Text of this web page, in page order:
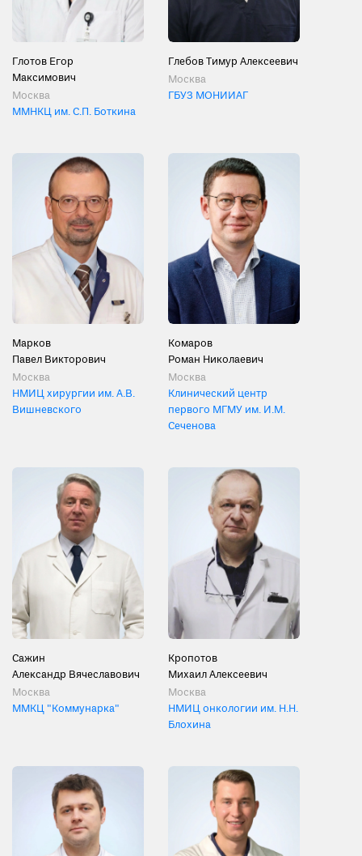
Глотов Егор
Максимович
Москва
ММНКЦ им. С.П. Боткина
Глебов Тимур Алексеевич
Москва
ГБУЗ МОНИИАГ
Марков
Павел Викторович
Москва
НМИЦ хирургии им. А.В.
Вишневского
Комаров
Роман Николаевич
Москва
Клинический центр
первого МГМУ им. И.М.
Сеченова
Сажин
Александр Вячеславович
Москва
ММКЦ "Коммунарка"
Кропотов
Михаил Алексеевич
Москва
НМИЦ онкологии им. Н.Н.
Блохина